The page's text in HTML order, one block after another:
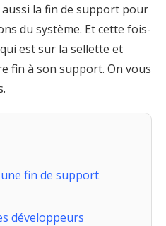
la fin de support pour
du système. Et cette fois-
est sur la sellette et
fin à son support. On vous
fin de support
développeurs